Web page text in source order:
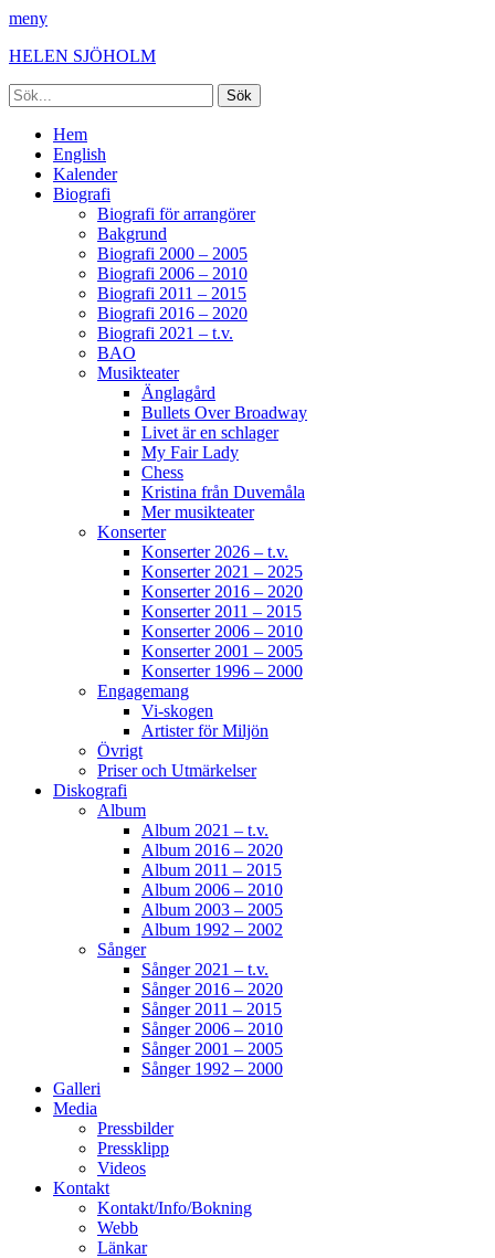
meny
HELEN SJÖHOLM
Sök
efter:
[label]
Primär
meny
Hoppa
innehåll
Hem
English
Kalender
Biografi
Biografi för arrangörer
Bakgrund
Biografi 2000 – 2005
Biografi 2006 – 2010
Biografi 2011 – 2015
Biografi 2016 – 2020
Biografi 2021 – t.v.
BAO
Musikteater
Änglagård
Bullets Over Broadway
Livet är en schlager
My Fair Lady
Chess
Kristina från Duvemåla
Mer musikteater
Konserter
Konserter 2026 – t.v.
Konserter 2021 – 2025
Konserter 2016 – 2020
Konserter 2011 – 2015
Konserter 2006 – 2010
Konserter 2001 – 2005
Konserter 1996 – 2000
Engagemang
Vi-skogen
Artister för Miljön
Övrigt
Priser och Utmärkelser
Diskografi
Album
Album 2021 – t.v.
Album 2016 – 2020
Album 2011 – 2015
Album 2006 – 2010
Album 2003 – 2005
Album 1992 – 2002
Sånger
Sånger 2021 – t.v.
Sånger 2016 – 2020
Sånger 2011 – 2015
Sånger 2006 – 2010
Sånger 2001 – 2005
Sånger 1992 – 2000
Galleri
Media
Pressbilder
Pressklipp
Videos
Kontakt
Kontakt/Info/Bokning
Webb
Länkar